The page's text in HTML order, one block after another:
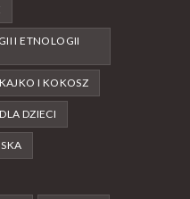
I ETNOLOGII
KAJKO I KOKOSZ
DZIECI